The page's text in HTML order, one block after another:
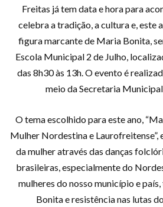
Freitas já tem data e hora para
celebra a tradição, a cultura e, este
figura marcante de Maria Bonita,
Escola Municipal 2 de Julho,
das 8h30 às 13h. O evento é
meio da Secretaria
O tema escolhido para este ano,
Mulher Nordestina e Laurofreitense”,
da mulher através das danças
brasileiras, especialmente do
mulheres do nosso município e
Bonita e resistência nas lutas